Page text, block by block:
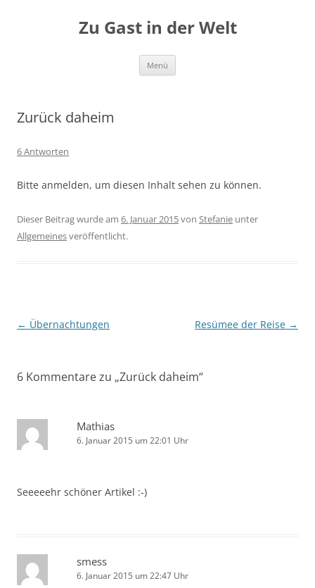
Zu Gast in der Welt
Menü
Zurück daheim
6 Antworten
Bitte anmelden, um diesen Inhalt sehen zu können.
Dieser Beitrag wurde am 6. Januar 2015von Stefanie unter
Allgemeinesveröffentlicht.
Beitragsnavigation
← Übernachtungen Resümee der Reise →
6 Kommentare zu „Zurück daheim“
Mathias
6. Januar 2015 um 22:01 Uhr
Seeeeehr schöner Artikel :-)
smess
6. Januar 2015 um 22:47 Uhr